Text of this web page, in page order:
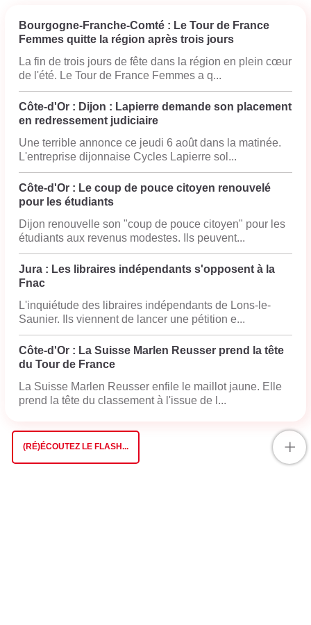
Bourgogne-Franche-Comté : Le Tour de France
Femmes quitte la région après trois jours
La fin de trois jours de fête dans la région en plein cœur
de l'été. Le Tour de France Femmes a q...
Côte-d'Or : Dijon : Lapierre demande son placement
en redressement judiciaire
Une terrible annonce ce jeudi 6 août dans la matinée.
L'entreprise dijonnaise Cycles Lapierre sol...
Côte-d'Or : Le coup de pouce citoyen renouvelé
pour les étudiants
Dijon renouvelle son "coup de pouce citoyen" pour les
étudiants aux revenus modestes. Ils peuvent...
Jura : Les libraires indépendants s'opposent à la
Fnac
L'inquiétude des libraires indépendants de Lons-le-
Saunier. Ils viennent de lancer une pétition e...
Côte-d'Or : La Suisse Marlen Reusser prend la tête
du Tour de France
La Suisse Marlen Reusser enfile le maillot jaune. Elle
prend la tête du classement à l'issue de l...
(RÉ)ÉCOUTEZ LE FLASH... +